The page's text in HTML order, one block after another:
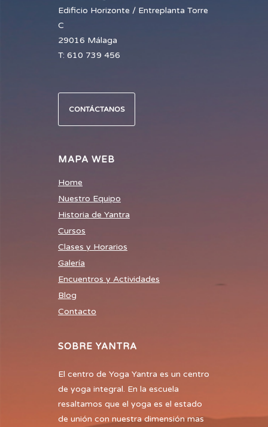
Edificio Horizonte / Entreplanta Torre
C
29016 Málaga
T: 610 739 456
CONTÁCTANOS
MAPA WEB
Home
Nuestro Equipo
Historia de Yantra
Cursos
Clases y Horarios
Galería
Encuentros y Actividades
Blog
Contacto
SOBRE YANTRA
El centro de Yoga Yantra es un centro
de yoga integral. En la escuela
resaltamos que el yoga es el estado
de unión con nuestra dimensión mas